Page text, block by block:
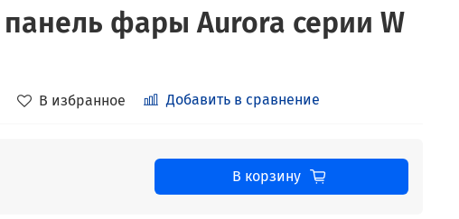
фары Aurora серии W
В избранное Добавить в сравнение
В корзину